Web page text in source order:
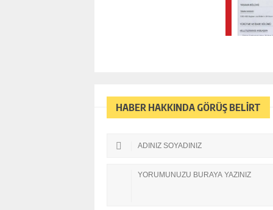
HABER HAKKINDA GÖRÜŞ BELİRT